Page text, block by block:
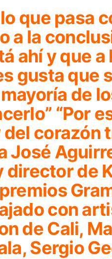
que pasa
a la
ahí y que a
gusta que
de
“Por
corazón
José
de
con
de Cali,
Sergio